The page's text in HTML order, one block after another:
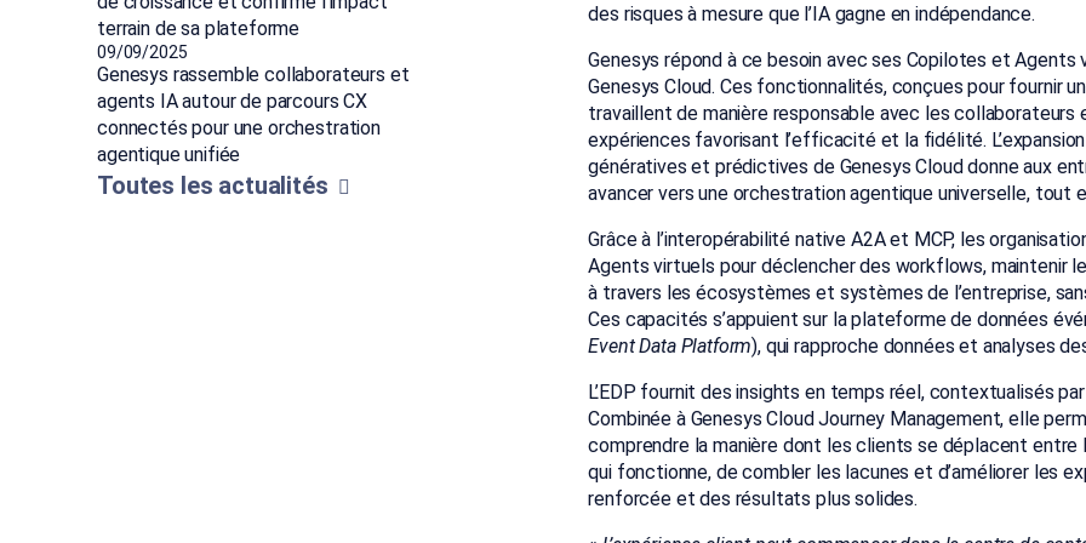
terrain de sa plateforme
09/09/2025
Genesys rassemble collaborateurs et
agents IA autour de parcours CX
connectés pour une orchestration
agentique unifiée
Toutes les actualités
des risques à mesure que l’IA gagne en indépendance.
Genesys répond à ce besoin avec ses Copilotes et
Genesys Cloud. Ces fonctionnalités, conçues pour fournir
travaillent de manière responsable avec les collaborateurs
expériences favorisant l’efficacité et la fidélité.
génératives et prédictives de Genesys Cloud donne aux
avancer vers une orchestration agentique universelle, tout
Grâce à l’interopérabilité native A2A et MCP, les
Agents virtuels pour déclencher des workflows, maintenir
à travers les écosystèmes et systèmes de l’entreprise,
Ces capacités s’appuient sur la plateforme de données
Event Data Platform), qui rapproche données et analyses
L’EDP fournit des insights en temps réel, contextualisés
Combinée à Genesys Cloud Journey Management, elle
comprendre la manière dont les clients se déplacent
qui fonctionne, de combler les lacunes et d’améliorer les
renforcée et des résultats plus solides.